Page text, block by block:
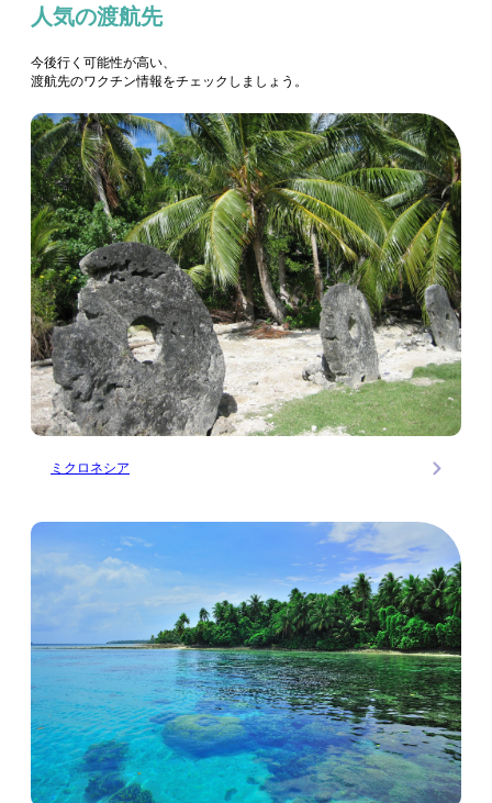
人気の渡航先
今後行く可能性が高い、
渡航先のワクチン情報をチェックしましょう。
ミクロネシア